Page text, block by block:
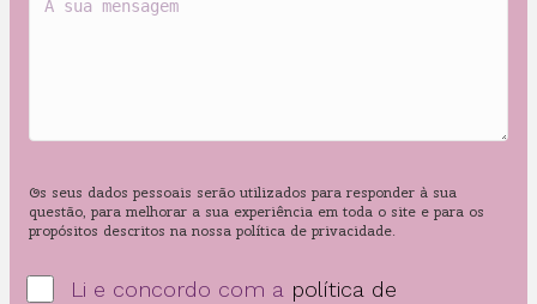
Os seus dados pessoais serão utilizados para responder à sua
questão, para melhorar a sua experiência em toda o site e para os
propósitos descritos na nossa política de privacidade.
Li e concordo com a política de